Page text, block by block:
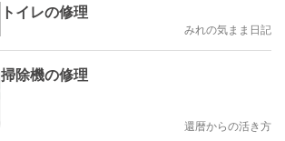
トイレの修理
みれの気まま日記
掃除機の修理
還暦からの活き方